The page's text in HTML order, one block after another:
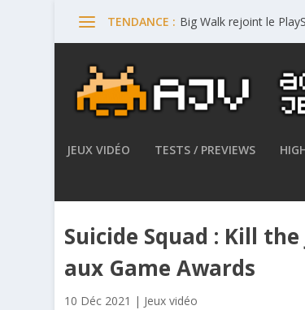
TENDANCE : Big Walk rejoint le
JEUX VIDÉO TESTS / PREVIEWS
Suicide Squad : Kill
aux Game Awards
10 Déc 2021 | Jeux vidéo